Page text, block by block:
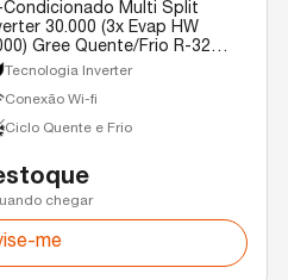
Condicionado Multi Split
30.000 (3x Evap HW
Gree Quente/Frio R-32
Tecnologia Inverter
Conexão Wi-fi
Ciclo Quente e Frio
chegar
me